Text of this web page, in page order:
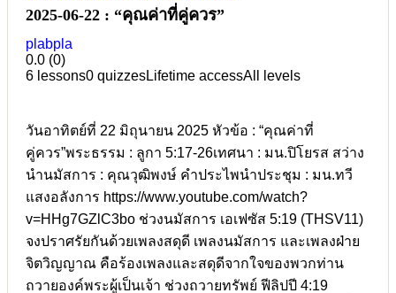
2025-06-22 : “คุณค่าที่คู่ควร”
plabpla
0.0 (0)
6 lessons0 quizzesLifetime accessAll levels
วันอาทิตย์ที่ 22 มิถุนายน 2025 หัวข้อ : “คุณค่าที่
คู่ควร”พระธรรม : ลูกา 5:17-26เทศนา : มน.ปิโยรส สว่าง
นำนมัสการ : คุณวุฒิพงษ์ คำประไพนำประชุม : มน.ทวี
แสงอลังการ https://www.youtube.com/watch?
v=HHg7GZlC3bo ช่วงนมัสการ เอเฟซัส 5:19 (THSV11)
จงปราศรัยกันด้วยเพลงสดุดี เพลงนมัสการ และเพลงฝ่าย
จิตวิญญาณ คือร้องเพลงและสดุดีจากใจของพวกท่าน
ถวายองค์พระผู้เป็นเจ้า ช่วงถวายทรัพย์ ฟีลิปปี 4:19